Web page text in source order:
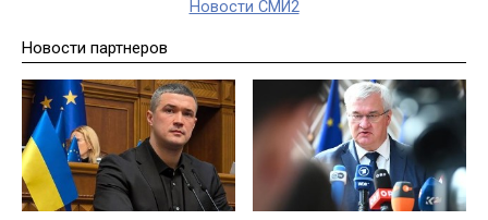
Новости СМИ2
Новости партнеров